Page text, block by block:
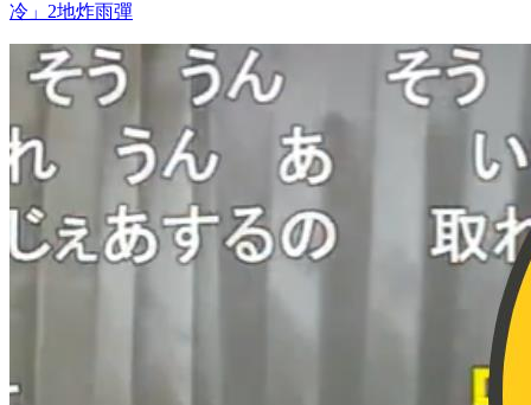
冷」2地炸雨彈